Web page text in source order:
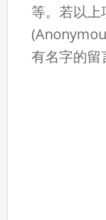
等。若以上
有名字的留